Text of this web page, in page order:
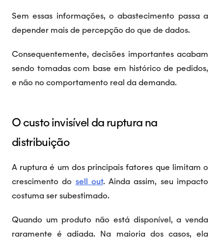
Sem essas informações, o abastecimento passa a
depender mais de percepção do que de dados.
Consequentemente, decisões importantes acabam
sendo tomadas com base em histórico de pedidos,
e não no comportamento real da demanda.
O custo invisível da ruptura na
distribuição
A ruptura é um dos principais fatores que limitam o
crescimento do sell out. Ainda assim, seu impacto
costuma ser subestimado.
Quando um produto não está disponível, a venda
raramente é adiada. Na maioria dos casos, ela